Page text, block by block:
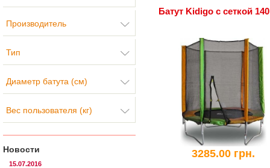
Производитель
Тип
Диаметр батута (см)
Вес пользователя (кг)
Новости
15.07.2016
Батут Kidigo с сеткой
3285.00 грн.